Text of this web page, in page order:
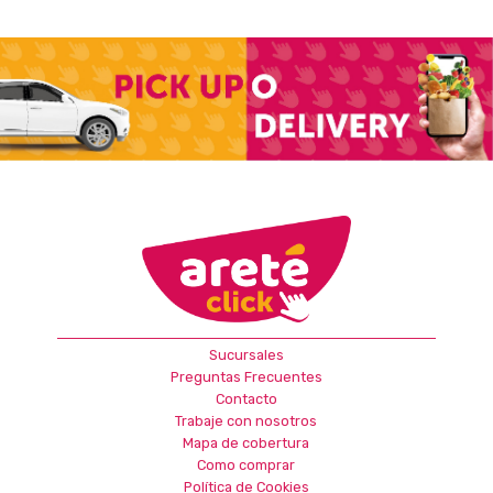
Sucursales
Preguntas Frecuentes
Contacto
Trabaje con nosotros
Mapa de cobertura
Como comprar
Política de Cookies